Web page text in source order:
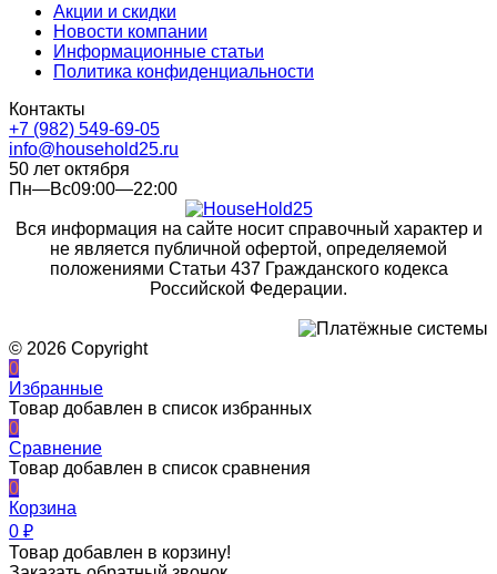
Акции и скидки
Новости компании
Информационные статьи
Политика конфиденциальности
Контакты
+7 (982) 549-69-05
info@household25.ru
50 лет октября
Пн—Вс09:00—22:00
Вся информация на сайте носит справочный характер и
не является публичной офертой, определяемой
положениями Статьи 437 Гражданского кодекса
Российской Федерации.
© 2026 Copyright
0
Избранные
Товар добавлен в список избранных
0
Сравнение
Товар добавлен в список сравнения
0
Корзина
0 ₽
Товар добавлен в корзину!